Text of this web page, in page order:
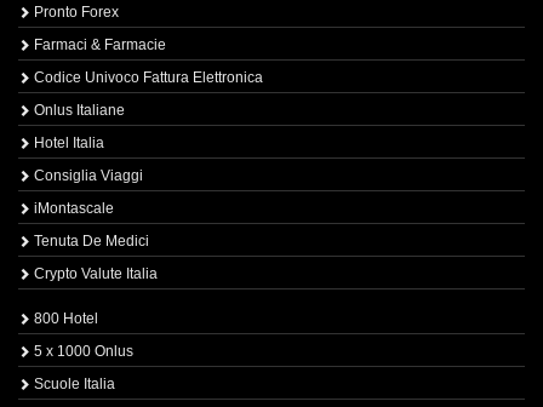
Pronto Forex
Farmaci & Farmacie
Codice Univoco Fattura Elettronica
Onlus Italiane
Hotel Italia
Consiglia Viaggi
iMontascale
Tenuta De Medici
Crypto Valute Italia
800 Hotel
5 x 1000 Onlus
Scuole Italia